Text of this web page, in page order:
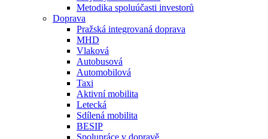
Metodika spoluúčasti investorů
Doprava
Pražská integrovaná doprava
MHD
Vlaková
Autobusová
Automobilová
Taxi
Aktivní mobilita
Letecká
Sdílená mobilita
BESIP
Spolupráce v dopravě